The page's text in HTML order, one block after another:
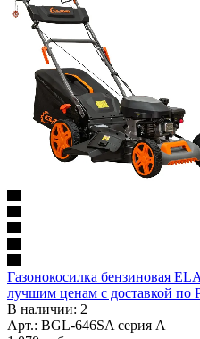
Газонокосилка бензиновая
лучшим ценам с доставкой по
В наличии: 2
Арт.: BGL-646SA серия А